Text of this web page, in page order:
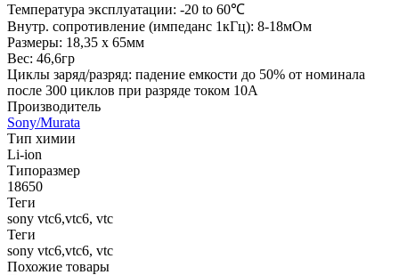
Температура эксплуатации: -20 to 60℃
Внутр. сопротивление (импеданс 1кГц): 8-18мОм
Размеры: 18,35 х 65мм
Вес: 46,6гр
Циклы заряд/разряд: падение емкости до 50% от номинала
после 300 циклов при разряде током 10А
Производитель
Sony/Murata
Тип химии
Li-ion
Типоразмер
18650
Теги
sony vtc6,vtc6, vtc
Теги
sony vtc6,vtc6, vtc
Похожие товары